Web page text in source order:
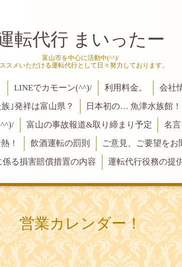
転代行 まいったー
富山市を中心に活動中(^^)/
スメいただける運転代行として日々努力しております。
LINEでカモーン(^^)/ 利用料金。 会社
族｣発祥は富山県？ 日本初の… 魚津水族館！
富山の事故報道&取り締まり予定
名
！
飲酒運転の罰則 ご意見、ご要望をお
る損害賠償措置の内容
運転代行役務の提
営業カレンダー！